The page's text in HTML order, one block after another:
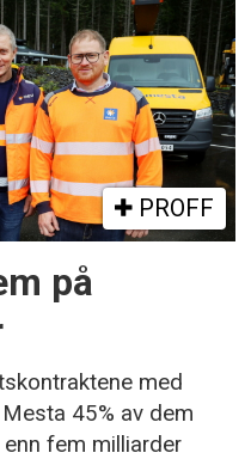
PROFF
på
med
45% av dem
fem milliarder